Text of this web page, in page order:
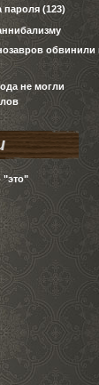
пароля (123)
обвинили
не могли
"это"